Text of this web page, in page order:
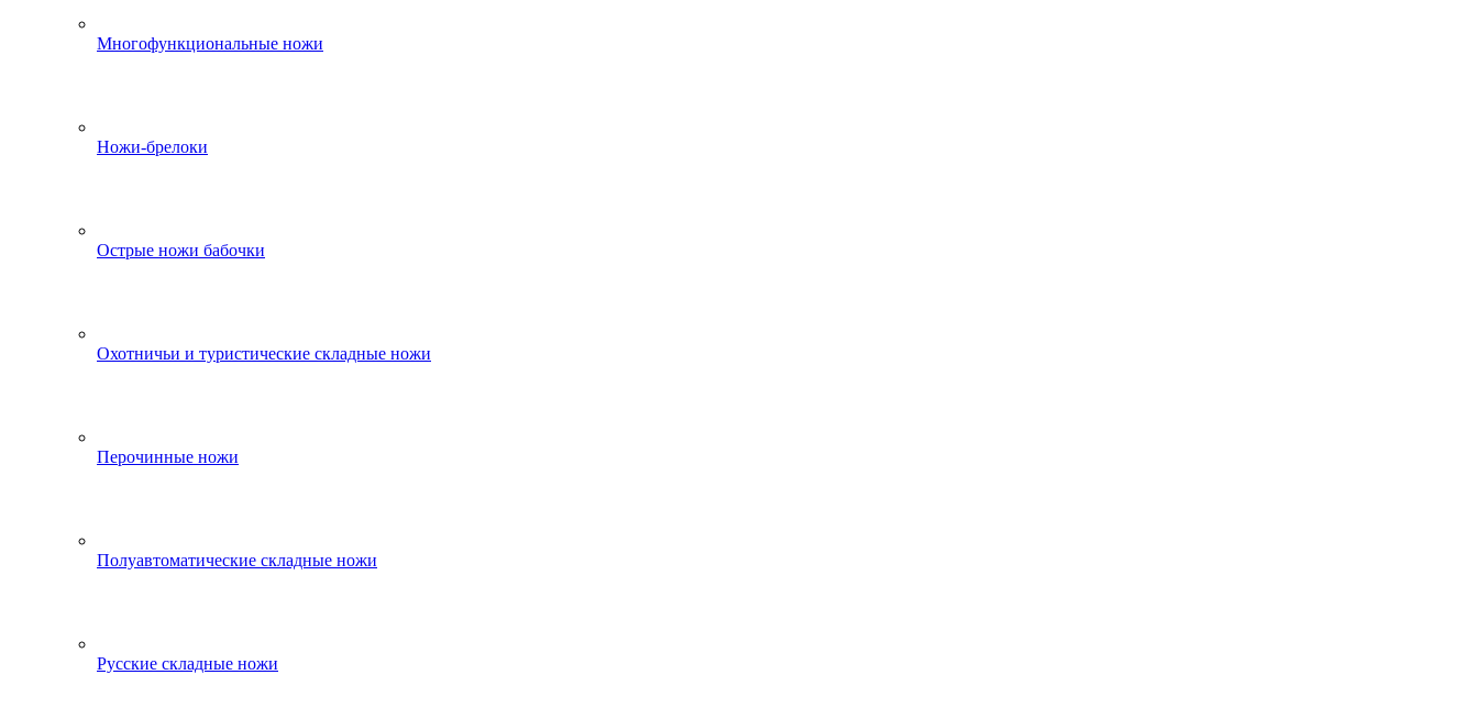
Многофункциональные ножи
Ножи-брелоки
Острые ножи бабочки
Охотничьи и туристические складные ножи
Перочинные ножи
Полуавтоматические складные ножи
Русские складные ножи